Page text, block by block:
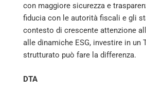
con maggiore sicurezza e
fiducia con le autorità fiscali e gli
contesto di crescente attenzione
alle dinamiche ESG, investire in un
strutturato può fare la differenza.
DTA